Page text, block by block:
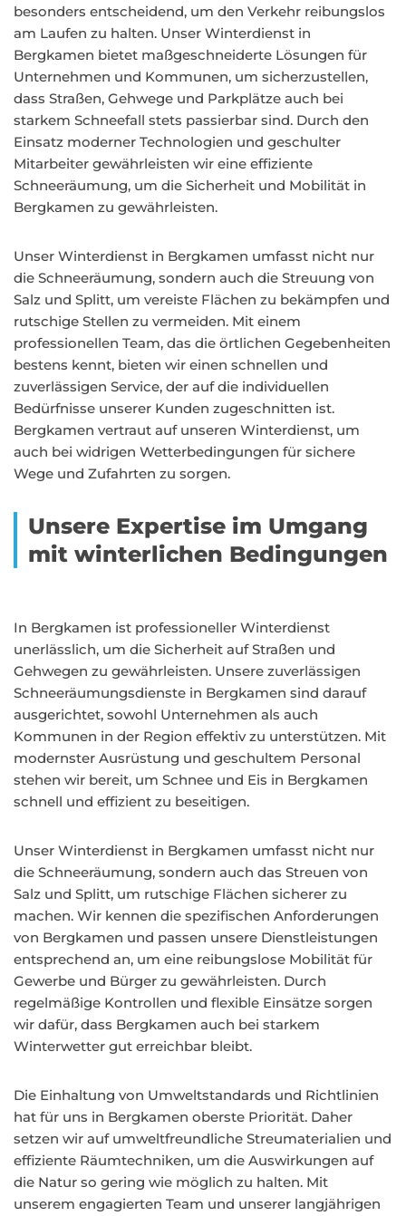
besonders entscheidend, um den Verkehr reibungslos
am Laufen zu halten. Unser Winterdienst in
Bergkamen bietet maßgeschneiderte Lösungen für
Unternehmen und Kommunen, um sicherzustellen,
dass Straßen, Gehwege und Parkplätze auch bei
starkem Schneefall stets passierbar sind. Durch den
Einsatz moderner Technologien und geschulter
Mitarbeiter gewährleisten wir eine effiziente
Schneeräumung, um die Sicherheit und Mobilität in
Bergkamen zu gewährleisten.
Unser Winterdienst in Bergkamen umfasst nicht nur
die Schneeräumung, sondern auch die Streuung von
Salz und Splitt, um vereiste Flächen zu bekämpfen und
rutschige Stellen zu vermeiden. Mit einem
professionellen Team, das die örtlichen Gegebenheiten
bestens kennt, bieten wir einen schnellen und
zuverlässigen Service, der auf die individuellen
Bedürfnisse unserer Kunden zugeschnitten ist.
Bergkamen vertraut auf unseren Winterdienst, um
auch bei widrigen Wetterbedingungen für sichere
Wege und Zufahrten zu sorgen.
Unsere Expertise im Umgang
mit winterlichen Bedingungen
In Bergkamen ist professioneller Winterdienst
unerlässlich, um die Sicherheit auf Straßen und
Gehwegen zu gewährleisten. Unsere zuverlässigen
Schneeräumungsdienste in Bergkamen sind darauf
ausgerichtet, sowohl Unternehmen als auch
Kommunen in der Region effektiv zu unterstützen. Mit
modernster Ausrüstung und geschultem Personal
stehen wir bereit, um Schnee und Eis in Bergkamen
schnell und effizient zu beseitigen.
Unser Winterdienst in Bergkamen umfasst nicht nur
die Schneeräumung, sondern auch das Streuen von
Salz und Splitt, um rutschige Flächen sicherer zu
machen. Wir kennen die spezifischen Anforderungen
von Bergkamen und passen unsere Dienstleistungen
entsprechend an, um eine reibungslose Mobilität für
Gewerbe und Bürger zu gewährleisten. Durch
regelmäßige Kontrollen und flexible Einsätze sorgen
wir dafür, dass Bergkamen auch bei starkem
Winterwetter gut erreichbar bleibt.
Die Einhaltung von Umweltstandards und Richtlinien
hat für uns in Bergkamen oberste Priorität. Daher
setzen wir auf umweltfreundliche Streumaterialien und
effiziente Räumtechniken, um die Auswirkungen auf
die Natur so gering wie möglich zu halten. Mit
unserem engagierten Team und unserer langjährigen